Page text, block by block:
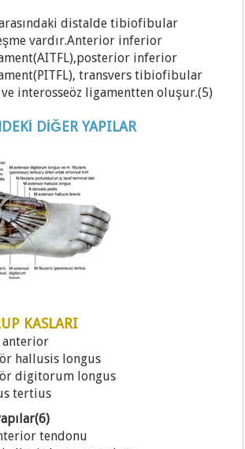
distalde tibiofibular
vardır.Anterior inferior
inferior
transvers tibiofibular
interosseöz ligamentten oluşur.(5)
DİĞER YAPILAR
KASLARI
anterior
hallusis longus
digitorum longus
tertius
tendonu